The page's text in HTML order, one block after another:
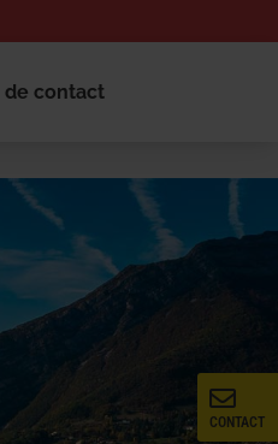
de contact
CONTACT